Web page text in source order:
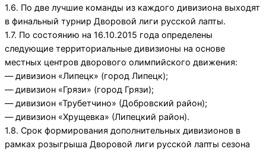
1.6. По две лучшие команды из каждого дивизиона выходят
в финальный турнир Дворовой лиги русской лапты.
1.7. По состоянию на 16.10.2015 года определены
следующие территориальные дивизионы на основе
местных центров дворового олимпийского движения:
— дивизион «Липецк» (город Липецк);
— дивизион «Грязи» (город Грязи);
— дивизион «Трубетчино» (Добровский район);
— дивизион «Хрущевка» (Липецкий район).
1.8. Срок формирования дополнительных дивизионов в
рамках розыгрыша Дворовой лиги русской лапты сезона